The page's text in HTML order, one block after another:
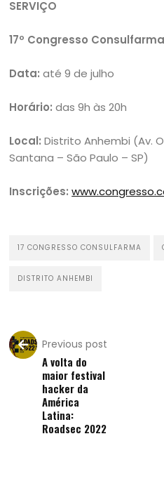
SERVIÇO
17º Congresso Consulfarma
Data: até 9 de julho
Horário: das 9h às 20h
Local: Distrito Anhembi (Av.
Santana – São Paulo – SP)
Inscrições:
17 CONGRESSO CONSULFARMA
DISTRITO ANHEMBI
Previous post
A volta do
maior festival
hacker da
América
Latina:
Roadsec 2022